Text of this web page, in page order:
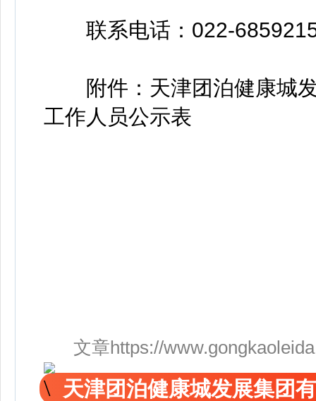
联系电话：022-
附件：天津团泊健康城发
工作人员公示表
文章https://
天津团泊健康城发展集团